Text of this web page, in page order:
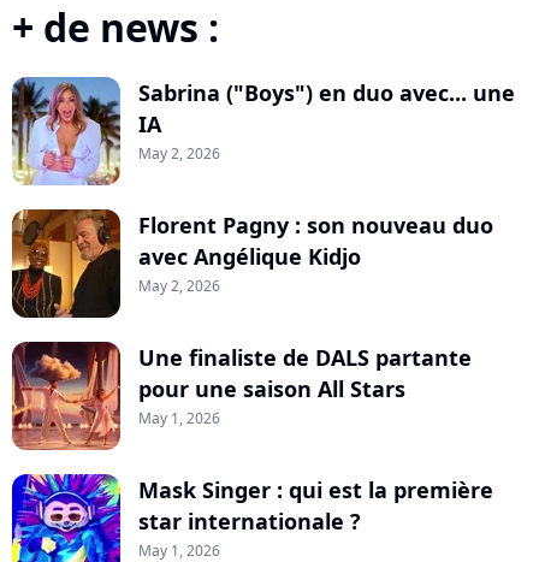
+ de news :
Sabrina ("Boys") en duo avec... une
IA
May 2, 2026
Florent Pagny : son nouveau duo
avec Angélique Kidjo
May 2, 2026
Une finaliste de DALS partante
pour une saison All Stars
May 1, 2026
Mask Singer : qui est la première
star internationale ?
May 1, 2026